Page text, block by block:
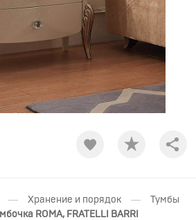
— Хранение и порядок — Тумбы
ROMA, FRATELLI BARRI